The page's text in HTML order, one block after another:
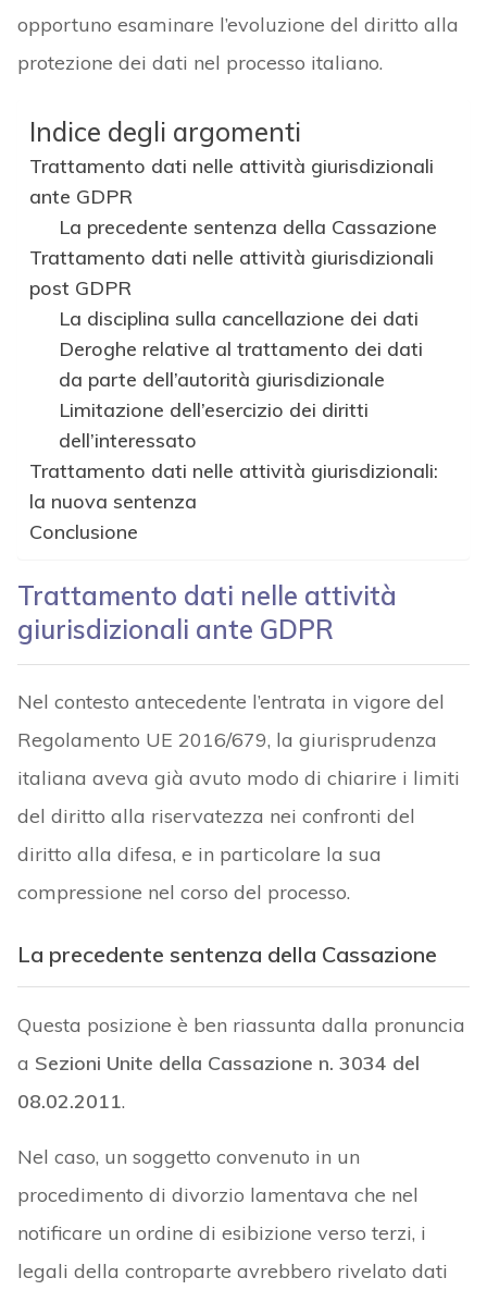
opportuno esaminare l’evoluzione del diritto alla
protezione dei dati nel processo italiano.
Indice degli argomenti
Trattamento dati nelle attività giurisdizionali
ante GDPR
La precedente sentenza della Cassazione
Trattamento dati nelle attività giurisdizionali
post GDPR
La disciplina sulla cancellazione dei dati
Deroghe relative al trattamento dei dati
da parte dell’autorità giurisdizionale
Limitazione dell’esercizio dei diritti
dell’interessato
Trattamento dati nelle attività giurisdizionali:
la nuova sentenza
Conclusione
Trattamento dati nelle attività
giurisdizionali ante GDPR
Nel contesto antecedente l’entrata in vigore del
Regolamento UE 2016/679, la giurisprudenza
italiana aveva già avuto modo di chiarire i limiti
del diritto alla riservatezza nei confronti del
diritto alla difesa, e in particolare la sua
compressione nel corso del processo.
La precedente sentenza della Cassazione
Questa posizione è ben riassunta dalla pronuncia
a Sezioni Unite della Cassazione n. 3034 del
08.02.2011.
Nel caso, un soggetto convenuto in un
procedimento di divorzio lamentava che nel
notificare un ordine di esibizione verso terzi, i
legali della controparte avrebbero rivelato dati